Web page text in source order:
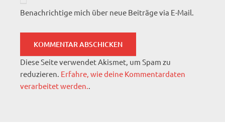
Benachrichtige mich über neue Beiträge via E-Mail.
Diese Seite verwendet Akismet, um Spam zu
reduzieren. Erfahre, wie deine Kommentardaten
verarbeitet werden.